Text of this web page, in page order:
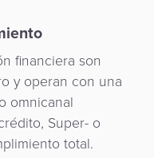
financiera son
y operan con una
omnicanal
Super- o
total.